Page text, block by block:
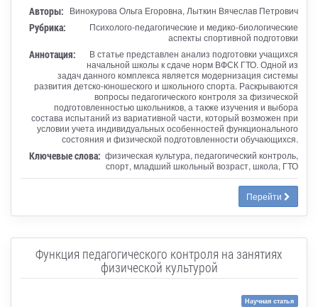
Авторы: Винокурова Ольга Егоровна, Лыткин Вячеслав Петрович
Рубрика:
Психолого-педагогические и медико-биологические
аспекты спортивной подготовки
Аннотация:
В статье представлен анализ подготовки учащихся
начальной школы к сдаче норм ВФСК ГТО. Одной из
задач данного комплекса является модернизация системы
развития детско-юношеского и школьного спорта. Раскрываются
вопросы педагогического контроля за физической
подготовленностью школьников, а также изучения и выбора
состава испытаний из вариативной части, который возможен при
условии учета индивидуальных особенностей функционального
состояния и физической подготовленности обучающихся.
Ключевые слова: физическая культура, педагогический контроль,
спорт, младший школьный возраст, школа, ГТО
Перейти
Функция педагогического контроля на занятиях
физической культурой
Научная статья